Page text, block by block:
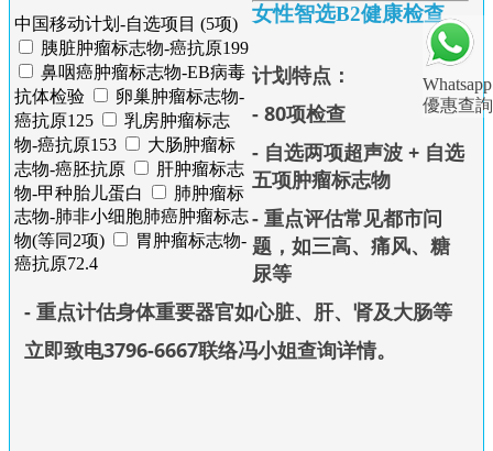
Whatsapp
優惠查詢
中国移动计划-自选项目 (5项)
胰脏肿瘤标志物-癌抗原199
鼻咽癌肿瘤标志物-EB病毒
抗体检验
卵巢肿瘤标志物-
癌抗原125
乳房肿瘤标志
物-癌抗原153
大肠肿瘤标
志物-癌胚抗原
肝肿瘤标志
物-甲种胎儿蛋白
肺肿瘤标
志物-肺非小细胞肺癌肿瘤标志
物(等同2项)
胃肿瘤标志物-
癌抗原72.4
女性智选B2健康检查
计划特点：
- 80项检查
- 自选两项超声波 + 自选
五项肿瘤标志物
- 重点评估常见都市问
题，如三高、痛风、糖
尿等
- 重点计估身体重要器官如心脏、肝、肾及大肠等
立即致电3796-6667联络冯小姐查询详情。